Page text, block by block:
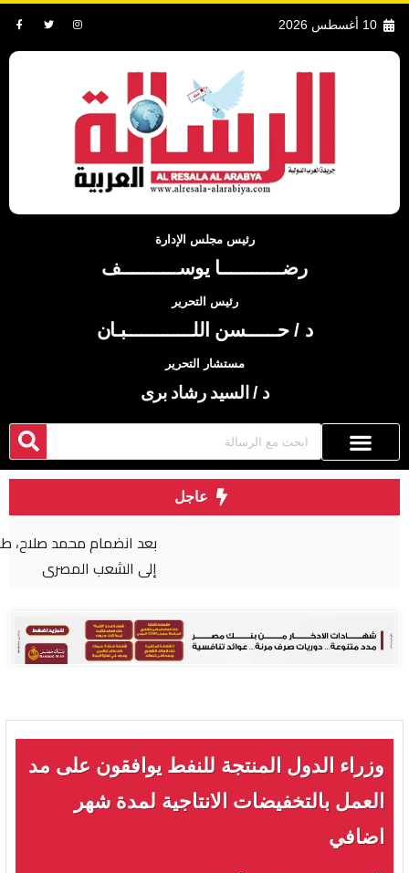
10 أغسطس 2026
رئيس مجلس الإدارة
رضــــــــــــا يوســـــــــــف
رئيس التحرير
د / حــــــسن اللـــــــــــــبـان
مستشار التحرير
د / السيد رشاد برى
عاجل
بعد انضمام محمد صلاح، طرابزون سبور يوجه رسالة
وزراء الدول المنتجة للنفط يوافقون على مد
العمل بالتخفيضات الانتاجية لمدة شهر
اضافي